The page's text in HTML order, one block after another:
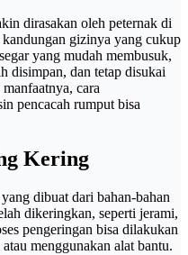
dirasakan oleh peternak di
kandungan gizinya yang cukup
yang mudah membusuk,
disimpan, dan tetap disukai
cara
pencacah rumput bisa
Kering
dibuat dari bahan-bahan
dikeringkan, seperti jerami,
pengeringan bisa dilakukan
menggunakan alat bantu.